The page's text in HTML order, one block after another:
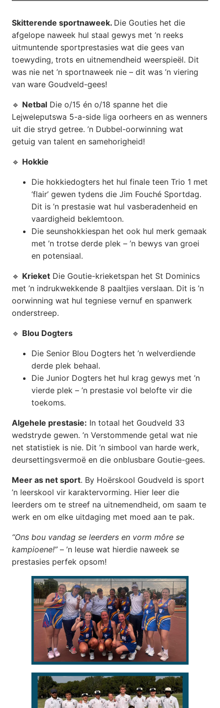
Skitterende sportnaweek. Die Gouties het die
afgelope naweek hul staal gewys met ’n reeks
uitmuntende sportprestasies wat die gees van
toewyding, trots en uitnemendheid weerspieël. Dit
was nie net ’n sportnaweek nie – dit was ’n viering
van ware Goudveld-gees!
🔹 Netbal Die o/15 én o/18 spanne het die
Lejweleputswa 5-a-side liga oorheers en as wenners
uit die stryd getree. ’n Dubbel-oorwinning wat
getuig van talent en samehorigheid!
🔹 Hokkie
Die hokkiedogters het hul finale teen Trio 1 met
‘flair’ gewen tydens die Jim Fouché Sportdag.
Dit is ’n prestasie wat hul vasberadenheid en
vaardigheid beklemtoon.
Die seunshokkiespan het ook hul merk gemaak
met ’n trotse derde plek – ’n bewys van groei
en potensiaal.
🔹 Krieket Die Goutie-krieketspan het St Dominics
met ’n indrukwekkende 8 paaltjies verslaan. Dit is ’n
oorwinning wat hul tegniese vernuf en spanwerk
onderstreep.
🔹 Blou Dogters
Die Senior Blou Dogters het ’n welverdiende
derde plek behaal.
Die Junior Dogters het hul krag gewys met ’n
vierde plek – ’n prestasie vol belofte vir die
toekoms.
Algehele prestasie: In totaal het Goudveld 33
wedstryde gewen. ’n Verstommende getal wat nie
net statistiek is nie. Dit ’n simbool van harde werk,
deursettingsvermoë en die onblusbare Goutie-gees.
Meer as net sport. By Hoërskool Goudveld is sport
’n leerskool vir karaktervorming. Hier leer die
leerders om te streef na uitnemendheid, om saam te
werk en om elke uitdaging met moed aan te pak.
“Ons bou vandag se leerders en vorm môre se
kampioene!”– ’n leuse wat hierdie naweek se
prestasies perfek opsom!